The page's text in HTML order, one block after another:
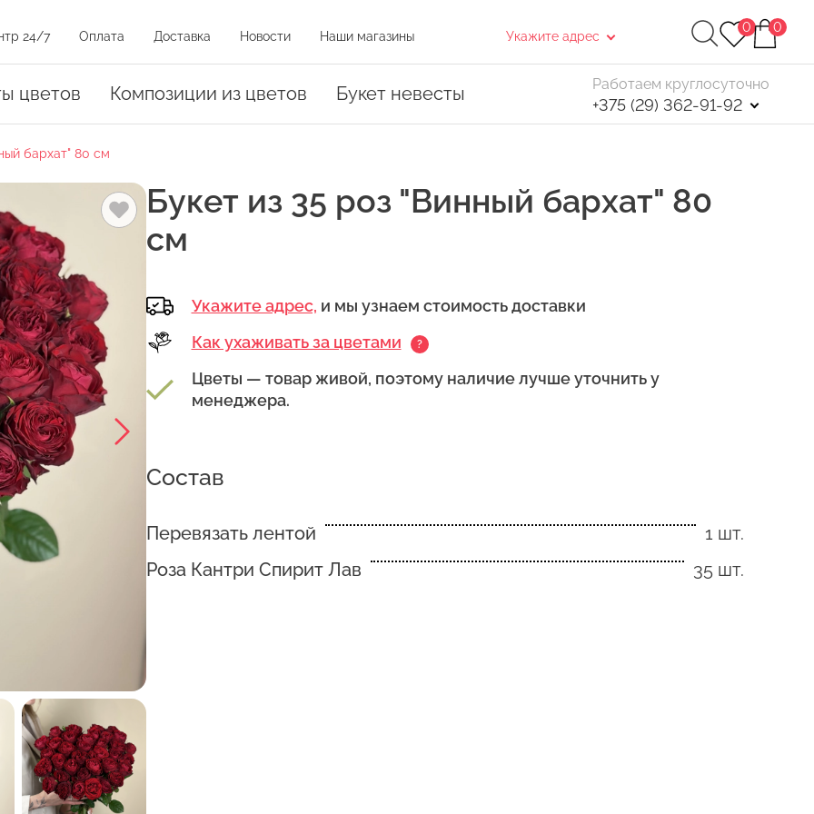
24/7 Оплата Доставка Новости Наши магазины Укажите адрес
0 0
цветов Композиции из цветов Букет невесты Работаем круглосуточно
+375 (29) 362-91-92
бархат" 80 см
Букет из 35 роз "Винный бархат" 80
см
Укажите адрес, и мы узнаем стоимость доставки
Как ухаживать за цветами
?
Цветы — товар живой, поэтому наличие лучше уточнить у
менеджера.
Состав
Перевязать лентой
1 шт.
Роза Кантри Спирит Лав
35 шт.
на карте
на магазин на карте или нажать на адрес в списке магазинов. После чего, в открывшемся окне нажмите